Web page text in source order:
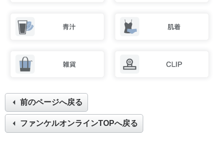
前のページへ戻る
ファンケルオンラインTOPへ戻る